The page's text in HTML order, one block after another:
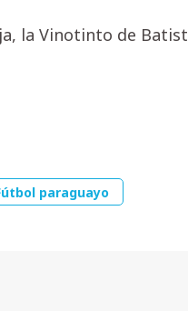
la Vinotinto de
paraguayo